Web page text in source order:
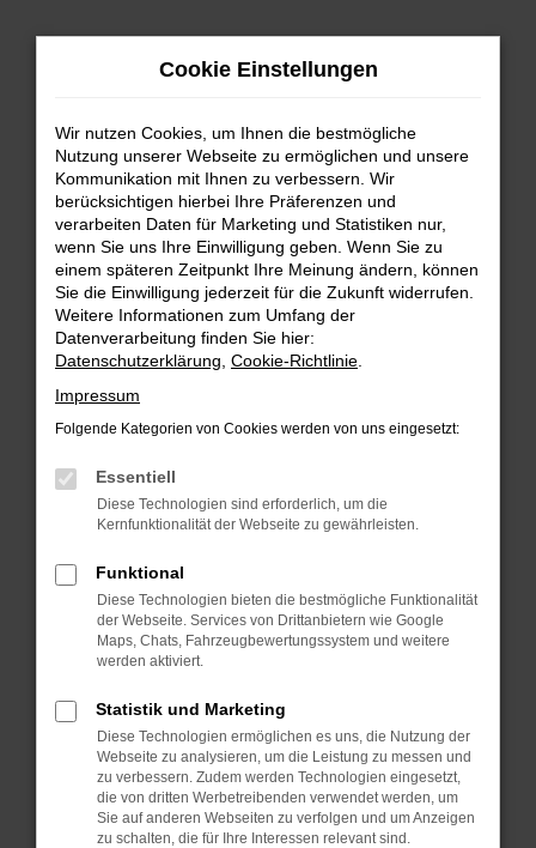
Zum
FEHLER: NETWORK ERROR
Beim Laden ist ein Fehler aufgetreten.
Hier sind ein paar Tipps, die dir helfen können:
Überprüfe deine Firewall und deine
Internetverbindung.
Laden andere Webseiten, zum Beispiel deine
Manche Erweiterungen, wie Werbeblocker,
verhindern. Funktioniert die Seite in einem
anderen Browser oder in einem privaten
Fenster?
Starte dein Gerät neu.
Probleme zu beheben.
Stelle sicher, dass dein Browser und dein
Betriebssystem auf dem neuesten Stand
sind.
Veraltete Software birgt nicht nur ein
Cookie Einstellungen
Wir nutzen Cookies, um Ihnen die bestmögliche
Nutzung unserer Webseite zu ermöglichen und unsere
Kommunikation mit Ihnen zu verbessern. Wir
berücksichtigen hierbei Ihre Präferenzen und
verarbeiten Daten für Marketing und Statistiken nur,
wenn Sie uns Ihre Einwilligung geben. Wenn Sie zu
einem späteren Zeitpunkt Ihre Meinung ändern, können
Sie die Einwilligung jederzeit für die Zukunft widerrufen.
Weitere Informationen zum Umfang der
Datenverarbeitung finden Sie hier:
Datenschutzerklärung Cookie-Richtlinie
Impressum
Folgende Kategorien von Cookies werden von uns eingesetzt:
Essentiell
Diese Technologien sind erforderlich, um die
Kernfunktionalität der Webseite zu gewährleisten.
Funktional
Diese Technologien bieten die bestmögliche Funktionalität
der Webseite. Services von Drittanbietern wie Google
Maps, Chats, Fahrzeugbewertungssystem und weitere
werden aktiviert.
Statistik und Marketing
Diese Technologien ermöglichen es uns, die Nutzung der
Webseite zu analysieren, um die Leistung zu messen und
zu verbessern. Zudem werden Technologien eingesetzt,
die von dritten Werbetreibenden verwendet werden, um
Sie auf anderen Webseiten zu verfolgen und um Anzeigen
zu schalten, die für Ihre Interessen relevant sind.